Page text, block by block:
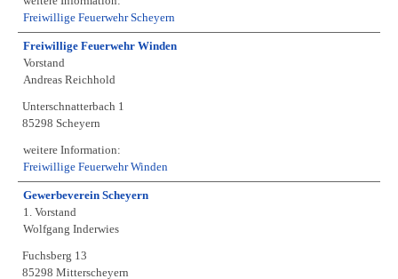
Freiwillige Feuerwehr Scheyern
Freiwillige Feuerwehr Winden
Vorstand
Andreas Reichhold
Unterschnatterbach 1
85298 Scheyern
weitere Information:
Freiwillige Feuerwehr Winden
Gewerbeverein Scheyern
1. Vorstand
Wolfgang Inderwies
Fuchsberg 13
85298 Mitterscheyern